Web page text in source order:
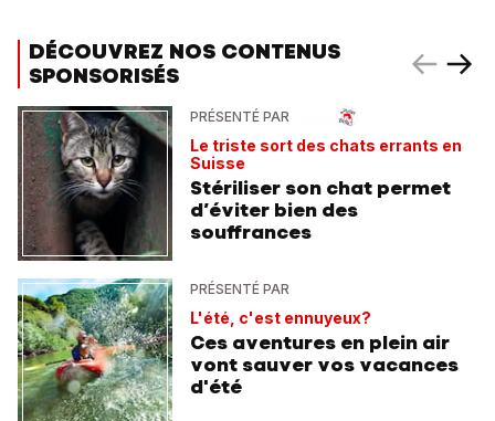
DÉCOUVREZ NOS CONTENUS
SPONSORISÉS
PRÉSENTÉ PAR
Le triste sort des chats errants en
Suisse
Stériliser son chat permet
d’éviter bien des
souffrances
PRÉSENTÉ PAR
L'été, c'est ennuyeux?
Ces aventures en plein air
vont sauver vos vacances
d'été